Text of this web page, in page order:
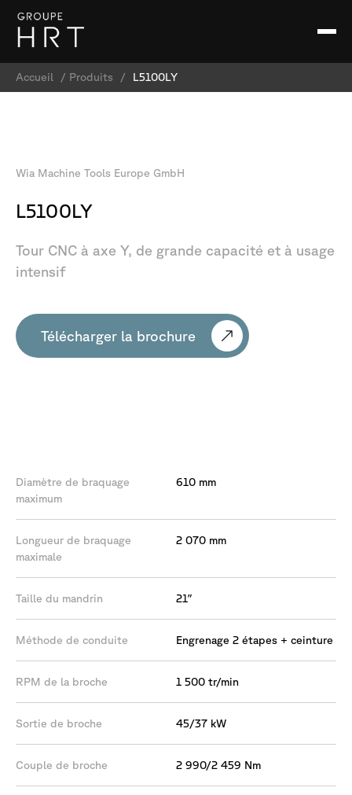
Accueil / Produits / L5100LY
Wia Machine Tools Europe GmbH
L5100LY
Tour CNC à axe Y, de grande capacité et à usage
intensif
Télécharger la brochure
Diamètre de braquage
maximum
610 mm
Longueur de braquage
maximale
2 070 mm
Taille du mandrin 21″
Méthode de conduite Engrenage 2 étapes + ceinture
RPM de la broche 1 500 tr/min
Sortie de broche 45/37 kW
Couple de broche 2 990/2 459 Nm